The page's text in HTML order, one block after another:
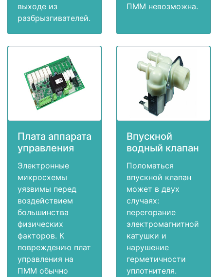
выходе из
разбрызгивателей.
ПММ невозможна.
Плата аппарата
управления
Электронные
микросхемы
уязвимы перед
воздействием
большинства
физических
факторов. К
повреждению плат
управления на
ПММ обычно
Впускной
водный клапан
Поломаться
впускной клапан
может в двух
случаях:
перегорание
электромагнитной
катушки и
нарушение
герметичности
уплотнителя.